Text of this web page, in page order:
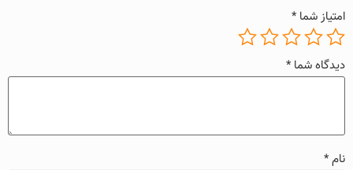
امتیاز شما *
دیدگاه شما *
نام*